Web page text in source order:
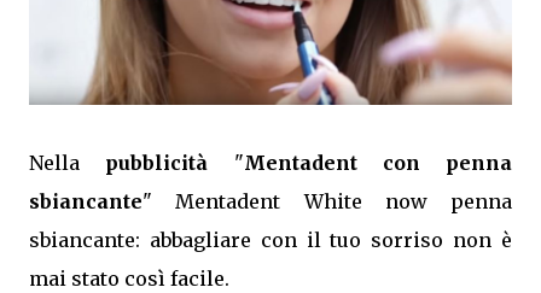
Nella pubblicità "Mentadent con penna
sbiancante" Mentadent White now penna
sbiancante: abbagliare con il tuo sorriso non è
mai stato così facile.